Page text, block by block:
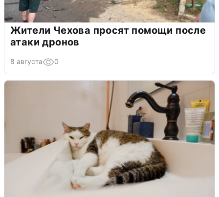
Жители Чехова просят помощи после
атаки дронов
8 августа 0